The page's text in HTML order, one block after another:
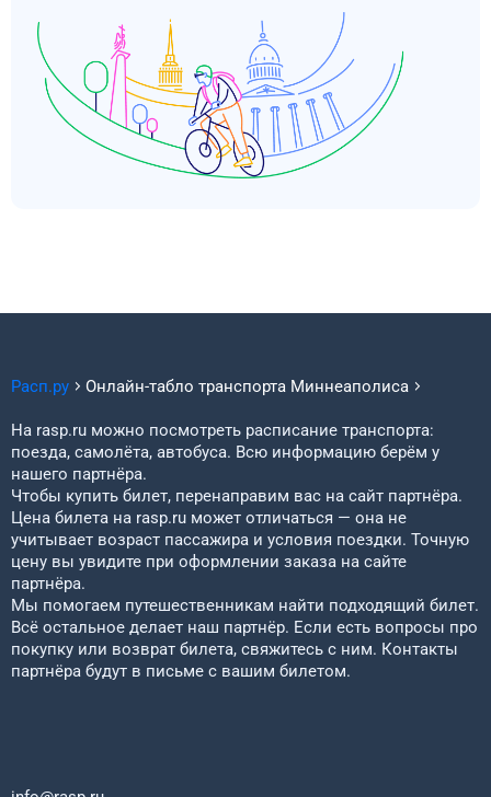
Расп.ру Онлайн-табло транспорта Миннеаполиса
На rasp.ru можно посмотреть расписание транспорта:
поезда, самолёта, автобуса. Всю информацию берём у
нашего партнёра.
Чтобы купить билет, перенаправим вас на сайт партнёра.
Цена билета на rasp.ru может отличаться — она не
учитывает возраст пассажира и условия поездки. Точную
цену вы увидите при оформлении заказа на сайте
партнёра.
Мы помогаем путешественникам найти подходящий билет.
Всё остальное делает наш партнёр. Если есть вопросы про
покупку или возврат билета, свяжитесь с ним. Контакты
партнёра будут в письме с вашим билетом.